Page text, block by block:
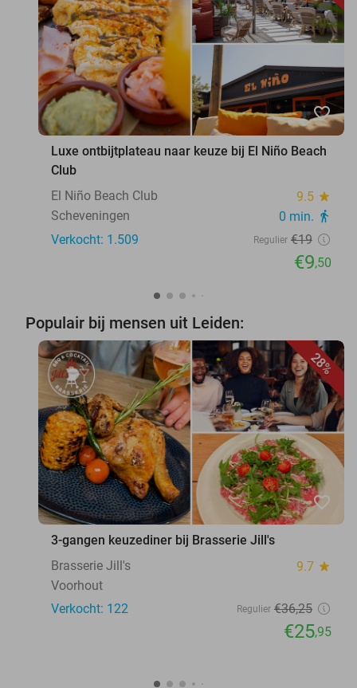
favorite_border
Luxe ontbijtplateau naar keuze bij El Niño Beach
Club
El Niño Beach Club
9.5 star
Scheveningen 0 min. directions_walk
Verkocht: 1.509 Regulier €19
€9,50
Populair bij mensen uit Leiden:
28%
favorite_border
3-gangen keuzediner bij Brasserie Jill's
Brasserie Jill's
9.7 star
Voorhout
Verkocht: 122
Regulier €36,25
€25,95